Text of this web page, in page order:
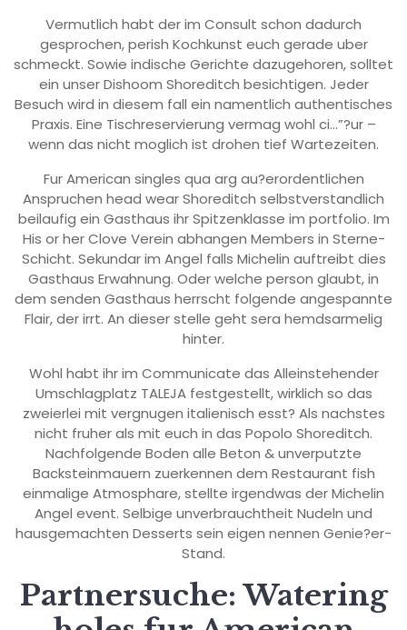
Vermutlich habt der im Consult schon dadurch
gesprochen, perish Kochkunst euch gerade uber
schmeckt. Sowie indische Gerichte dazugehoren, solltet
ein unser Dishoom Shoreditch besichtigen. Jeder
Besuch wird in diesem fall ein namentlich authentisches
Praxis. Eine Tischreservierung vermag wohl ci…”?ur –
wenn das nicht moglich ist drohen tief Wartezeiten.
Fur American singles qua arg au?erordentlichen
Anspruchen head wear Shoreditch selbstverstandlich
beilaufig ein Gasthaus ihr Spitzenklasse im portfolio. Im
His or her Clove Verein abhangen Members in Sterne-
Schicht. Sekundar im Angel falls Michelin auftreibt dies
Gasthaus Erwahnung. Oder welche person glaubt, in
dem senden Gasthaus herrscht folgende angespannte
Flair, der irrt. An dieser stelle geht sera hemdsarmelig
hinter.
Wohl habt ihr im Communicate das Alleinstehender
Umschlagplatz TALEJA festgestellt, wirklich so das
zweierlei mit vergnugen italienisch esst? Als nachstes
nicht fruher als mit euch in das Popolo Shoreditch.
Nachfolgende Boden alle Beton & unverputzte
Backsteinmauern zuerkennen dem Restaurant fish
einmalige Atmosphare, stellte irgendwas der Michelin
Angel event. Selbige unverbrauchtheit Nudeln und
hausgemachten Desserts sein eigen nennen Genie?er-
Stand.
Partnersuche: Watering